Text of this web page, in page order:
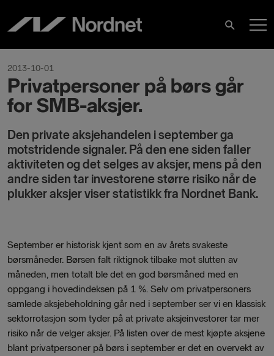
content
Search
2013-10-01
Privatpersoner på børs går
for SMB-aksjer.
Den private aksjehandelen i september ga
motstridende signaler. På den ene siden faller
aktiviteten og det selges av aksjer, mens på den
andre siden tar investorene større risiko når de
plukker aksjer viser statistikk fra Nordnet Bank.
September er historisk kjent som en av årets svakeste
børsmåneder. Børsen falt riktignok tilbake mot slutten av
måneden, men totalt ble det en god børsmåned med en
oppgang i hovedindeksen på 1 %. Selv om privatpersoners
samlede aksjebeholdning går ned i september ser vi en klassisk
sektorrotasjon som tyder på at private aksjeinvestorer tar mer
risiko når de velger aksjer. På listen over de mest kjøpte aksjene
blant privatpersoner på børs i september er det en overvekt av